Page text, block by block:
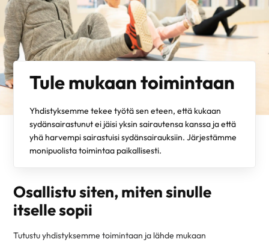
Tule mukaan toimintaan
Yhdistyksemme tekee työtä sen eteen, että kukaan
sydänsairastunut ei jäisi yksin sairautensa kanssa ja että
yhä harvempi sairastuisi sydänsairauksiin. Järjestämme
monipuolista toimintaa paikallisesti.
Osallistu siten, miten sinulle
itselle sopii
Tutustu yhdistyksemme toimintaan ja lähde mukaan